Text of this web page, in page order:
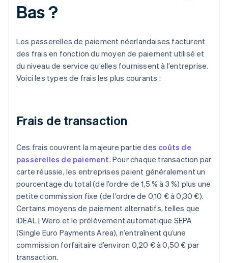
Bas ?
Les passerelles de paiement néerlandaises facturent
des frais en fonction du moyen de paiement utilisé et
du niveau de service qu’elles fournissent à l’entreprise.
Voici les types de frais les plus courants :
Frais de transaction
Ces frais couvrent la majeure partie des coûts de
passerelles de paiement. Pour chaque transaction par
carte réussie, les entreprises paient généralement un
pourcentage du total (de l’ordre de 1,5 % à 3 %) plus une
petite commission fixe (de l’ordre de 0,10 € à 0,30 €).
Certains moyens de paiement alternatifs, telles que
iDEAL | Wero et le prélèvement automatique SEPA
(Single Euro Payments Area), n’entraînent qu’une
commission forfaitaire d’environ 0,20 € à 0,50 € par
transaction.